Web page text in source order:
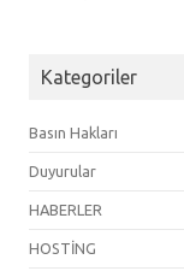
Kategoriler
Basın Hakları
Duyurular
HABERLER
HOSTİNG